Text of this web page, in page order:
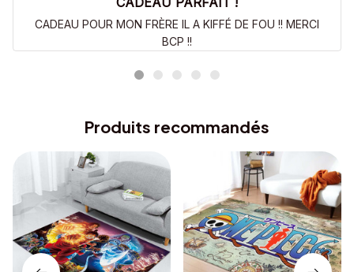
CADEAU POUR MON FRÈRE IL A KIFFÉ DE FOU !! MERCI
BCP !!
Produits recommandés